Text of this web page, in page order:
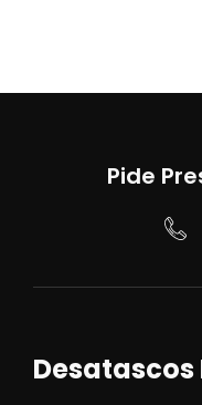
Pide
Desatascos